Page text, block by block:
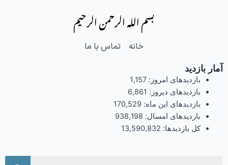
بسم الله الرحمن الرحیم
خانه تماس با ما
آمار بازدید
بازدیدهای امروز: 1,157
بازدیدهای دیروز: 6,861
بازدیدهای این ماه: 170,529
بازدیدهای امسال: 938,198
کل بازدیدها: 13,590,832